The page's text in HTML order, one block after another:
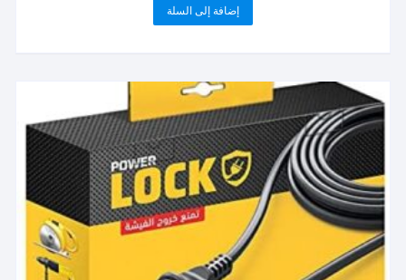
إضافة إلى السلة